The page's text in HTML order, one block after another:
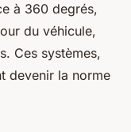
à 360 degrés,
du véhicule,
Ces systèmes,
devenir la norme